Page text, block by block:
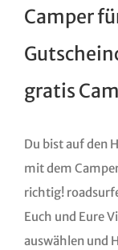
Camper
gratis
Du bist auf den
mit dem
richtig!
Euch und Eure
auswählen und